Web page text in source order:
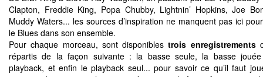
Clapton, Freddie King, Popa Chubby, Lightnin’ Hopkins, Joe
Muddy Waters... les sources d’inspiration ne manquent pas ici
le Blues dans son ensemble.
Pour chaque morceau, sont disponiblestrois enregistrements
répartis de la façon suivante : la basse seule, la basse
playback, et enfin le playback seul... pour savoir ce qu’il faut